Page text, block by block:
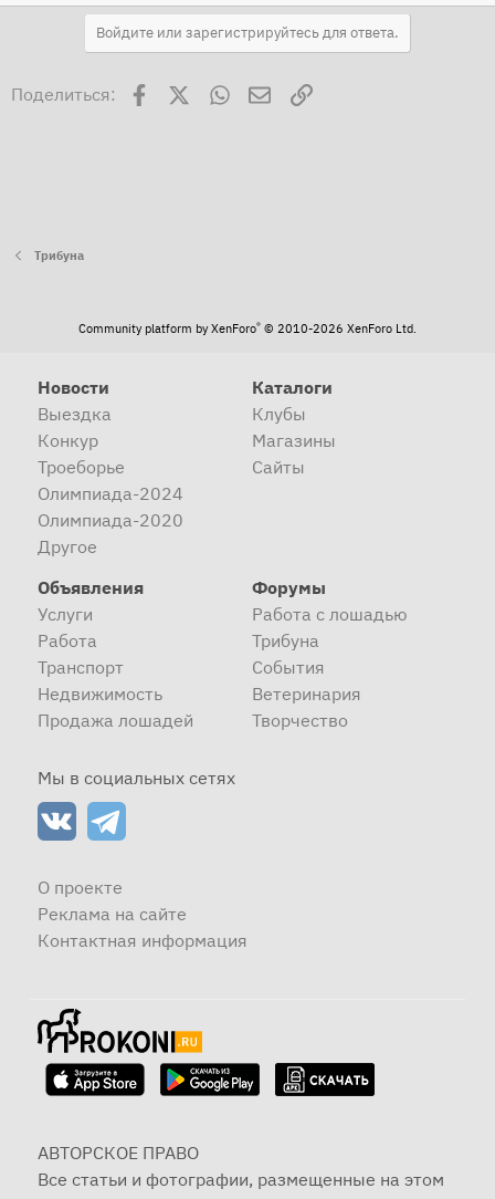
Войдите или зарегистрируйтесь для ответа.
Поделиться: Facebook WhatsAppЭлектронная почта
Ссылка
Трибуна
Community platform by XenForo® © 2010-2026 XenForo Ltd.
Новости
Выездка
Конкур
Троеборье
Олимпиада-2024
Олимпиада-2020
Другое
Каталоги
Клубы
Магазины
Сайты
Объявления
Услуги
Работа
Транспорт
Недвижимость
Продажа лошадей
Форумы
Работа с лошадью
Трибуна
События
Ветеринария
Творчество
Мы в социальных сетях
О проекте
Реклама на сайте
Контактная информация
АВТОРСКОЕ ПРАВО
Все статьи и фотографии, размещенные на этом